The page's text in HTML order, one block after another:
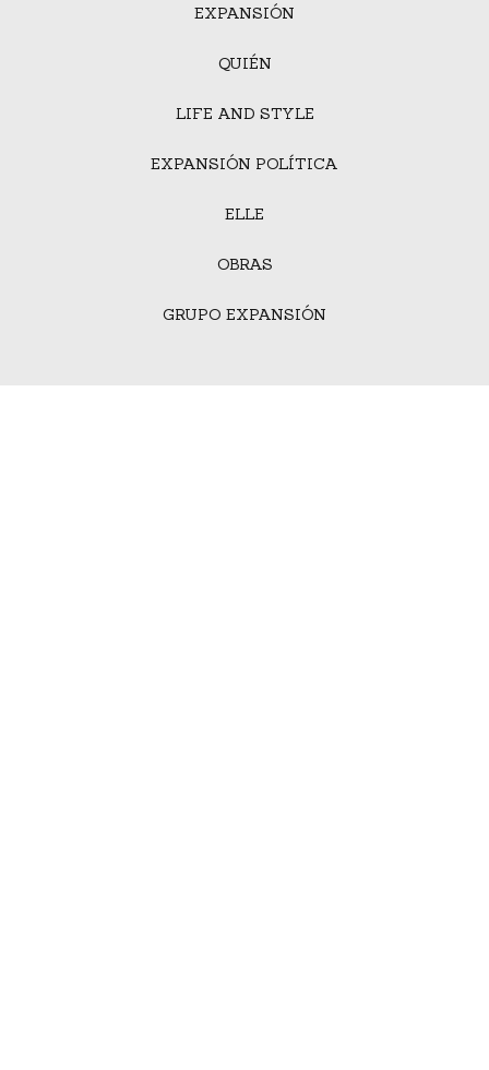
EXPANSIÓN
QUIÉN
LIFE AND STYLE
EXPANSIÓN POLÍTICA
ELLE
OBRAS
GRUPO EXPANSIÓN